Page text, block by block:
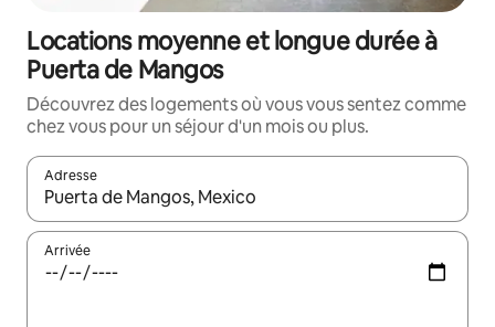
Locations moyenne et longue durée à
Puerta de Mangos
Découvrez des logements où vous vous sentez comme
chez vous pour un séjour d'un mois ou plus.
Adresse
Lorsque les résultats s'affichent, utilisez les flèches vers le
Arrivée